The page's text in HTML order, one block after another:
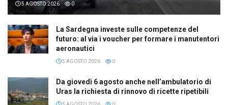
5 AGOSTO 2026 0
La Sardegna investe sulle competenze del
futuro: al via i voucher per formare i manutentori
aeronautici
5 AGOSTO 2026 0
Da giovedì 6 agosto anche nell’ambulatorio di
Uras la richiesta di rinnovo di ricette ripetibili